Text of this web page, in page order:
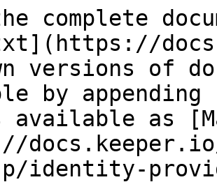
complete
versions of
by
available as
identity-